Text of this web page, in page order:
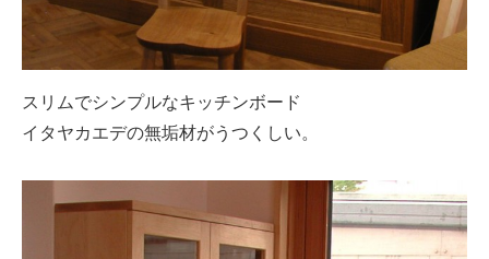
スリムでシンプルなキッチンボード
イタヤカエデの無垢材がうつくしい。